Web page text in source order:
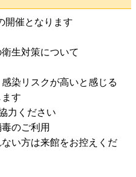
リース
リティ
開催となります
生対策について
染リスクが高いと感じる
す
力ください
のご利用
い方は来館をお控えくだ